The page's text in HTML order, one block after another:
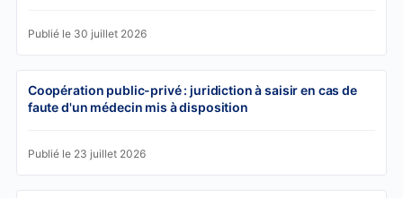
Publié le 30 juillet 2026
Coopération public-privé : juridiction à saisir en cas de
faute d'un médecin mis à disposition
Publié le 23 juillet 2026